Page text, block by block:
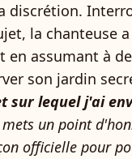
discrétion.
la chanteuse
en assumant à
son jardin
sur lequel j'ai
mets un point
officielle pour